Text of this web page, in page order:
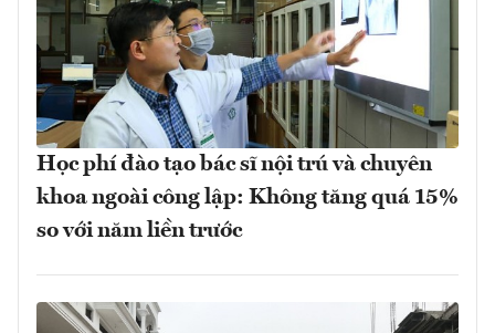
Học phí đào tạo bác sĩ nội trú và chuyên
khoa ngoài công lập: Không tăng quá 15%
so với năm liền trước